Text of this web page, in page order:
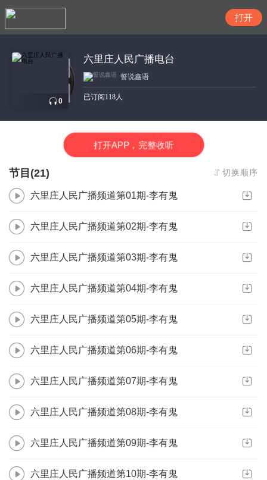
0
六里庄人民广播电台
誓说鑫语
已订阅118人
打开APP，完整收听
节目(21) 切换顺序
六里庄人民广播频道第01期-李有鬼
六里庄人民广播频道第02期-李有鬼
六里庄人民广播频道第03期-李有鬼
六里庄人民广播频道第04期-李有鬼
六里庄人民广播频道第05期-李有鬼
六里庄人民广播频道第06期-李有鬼
六里庄人民广播频道第07期-李有鬼
六里庄人民广播频道第08期-李有鬼
六里庄人民广播频道第09期-李有鬼
六里庄人民广播频道第10期-李有鬼